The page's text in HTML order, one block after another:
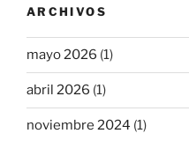
ARCHIVOS
mayo 2026 (1)
abril 2026 (1)
noviembre 2024 (1)